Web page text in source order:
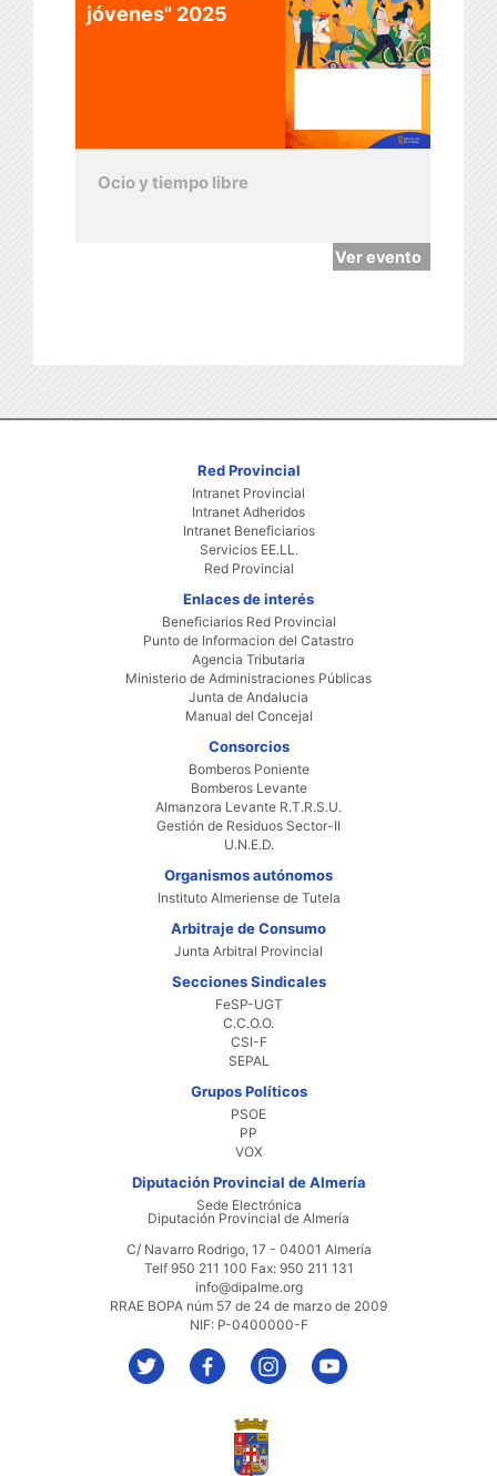
jóvenes" 2025
Ocio y tiempo libre
Ver evento
Red Provincial
Intranet Provincial
Intranet Adheridos
Intranet Beneficiarios
Servicios EE.LL.
Red Provincial
Enlaces de interés
Beneficiarios Red Provincial
Punto de Informacion del Catastro
Agencia Tributaria
Ministerio de Administraciones Públicas
Junta de Andalucia
Manual del Concejal
Consorcios
Bomberos Poniente
Bomberos Levante
Almanzora Levante R.T.R.S.U.
Gestión de Residuos Sector-II
U.N.E.D.
Organismos autónomos
Instituto Almeriense de Tutela
Arbitraje de Consumo
Junta Arbitral Provincial
Secciones Sindicales
FeSP-UGT
C.C.O.O.
CSI-F
SEPAL
Grupos Políticos
PSOE
PP
VOX
Diputación Provincial de Almería
Sede Electrónica
Diputación Provincial de Almería
C/ Navarro Rodrigo, 17 - 04001 Almería
Telf 950 211 100 Fax: 950 211 131
info@dipalme.org
RRAE BOPA núm 57 de 24 de marzo de 2009
NIF: P-0400000-F